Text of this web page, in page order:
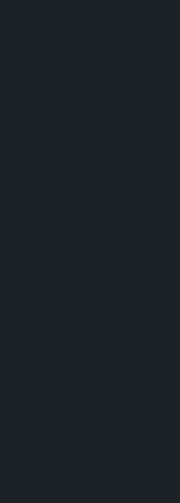
งเธอ และ Bella
ได้มากกว่า 2 ล้าน
นำให้ใครทำถ้า
องวันต่อ
อร์ม เนื่องจากส่วนใหญ่
ไปกว่านั้นต้องใช้เวลา
สม่ำเสมอสักระยะหนึ่ง